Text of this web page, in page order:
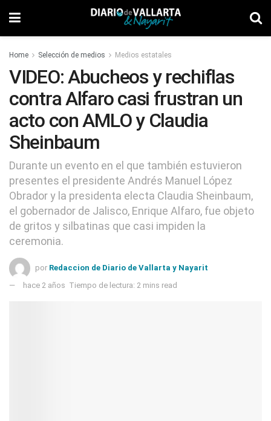
Home Selección de medios Medios estatales
VIDEO: Abucheos y rechiflas
contra Alfaro casi frustran un
acto con AMLO y Claudia
Sheinbaum
Durante un evento en el que también estuvieron
presentes el presidente Andrés Manuel López
Obrador y la presidenta electa Claudia Sheinbaum,
el gobernador de Jalisco, Enrique Alfaro, fue objeto
de gritos y silbatinas que casi impiden la
ceremonia.
por Redaccion de Diario de Vallarta y Nayarit
hace 2 años Tiempo de lectura: 2 mins read